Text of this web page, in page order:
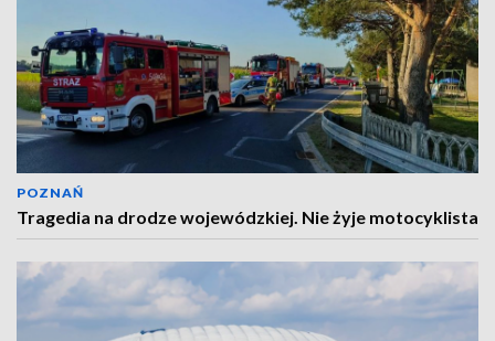
POZNAŃ
Tragedia na drodze wojewódzkiej. Nie żyje motocyklista